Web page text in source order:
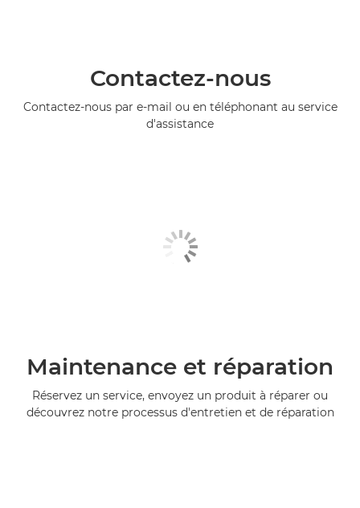
Contactez-nous
Contactez-nous par e-mail ou en téléphonant au service
d'assistance
Maintenance et réparation
Réservez un service, envoyez un produit à réparer ou
découvrez notre processus d'entretien et de réparation